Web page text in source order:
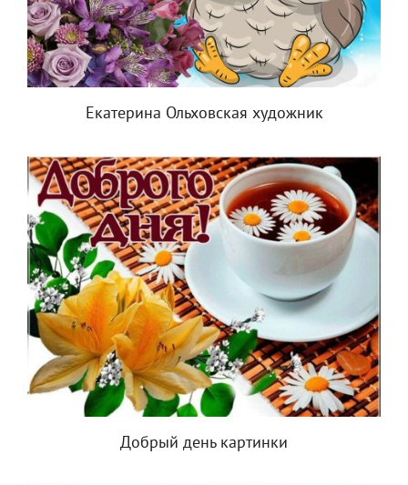
Екатерина Ольховская художник
Добрый день картинки